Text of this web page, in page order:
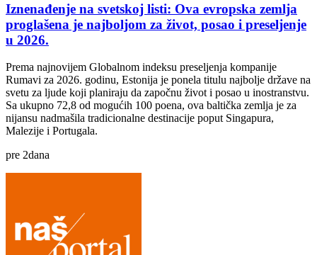
Iznenađenje na svetskoj listi: Ova evropska zemlja
proglašena je najboljom za život, posao i preseljenje
u 2026.
Prema najnovijem Globalnom indeksu preseljenja kompanije
Rumavi za 2026. godinu, Estonija je ponela titulu najbolje države na
svetu za ljude koji planiraju da započnu život i posao u inostranstvu.
Sa ukupno 72,8 od mogućih 100 poena, ova baltička zemlja je za
nijansu nadmašila tradicionalne destinacije poput Singapura,
Malezije i Portugala.
pre 2dana